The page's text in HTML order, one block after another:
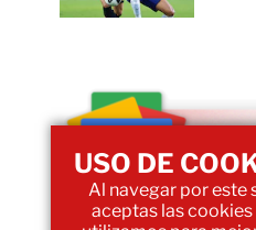
USO DE
Al navegar por este
aceptas las cookies